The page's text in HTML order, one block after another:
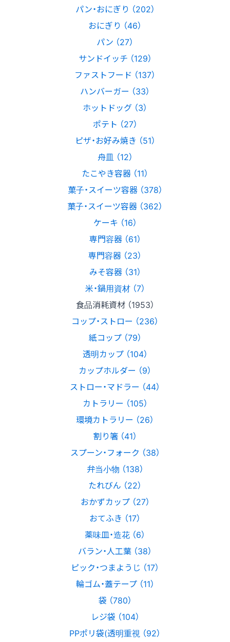
パン・おにぎり （202）
おにぎり （46）
パン （27）
サンドイッチ （129）
ファストフード （137）
ハンバーガー （33）
ホットドッグ （3）
ポテト （27）
ピザ・お好み焼き （51）
舟皿 （12）
たこやき容器 （11）
菓子・スイーツ容器 （378）
菓子・スイーツ容器 （362）
ケーキ （16）
専門容器 （61）
専門容器 （23）
みそ容器 （31）
米・鍋用資材 （7）
食品消耗資材 （1953）
コップ・ストロー （236）
紙コップ （79）
透明カップ （104）
カップホルダー （9）
ストロー・マドラー （44）
カトラリー （105）
環境カトラリー （26）
割り箸 （41）
スプーン・フォーク （38）
弁当小物 （138）
たれびん （22）
おかずカップ （27）
おてふき （17）
薬味皿・造花 （6）
バラン・人工葉 （38）
ピック・つまようじ （17）
輪ゴム・蓋テープ （11）
袋 （780）
レジ袋 （104）
PPポリ袋(透明重視 （92）